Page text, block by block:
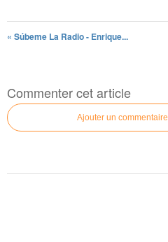
« Súbeme La Radio - Enrique...
Commenter cet article
Ajouter un commentaire